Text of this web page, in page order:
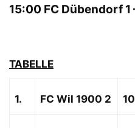
15:00 FC Dübendorf 1
TABELLE
1. FC Wil 1900 2 10